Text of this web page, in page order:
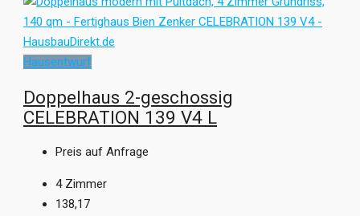
Hausentwurf
Doppelhaus 2-geschossig
CELEBRATION 139 V4 L
Preis auf Anfrage
4 Zimmer
138,17